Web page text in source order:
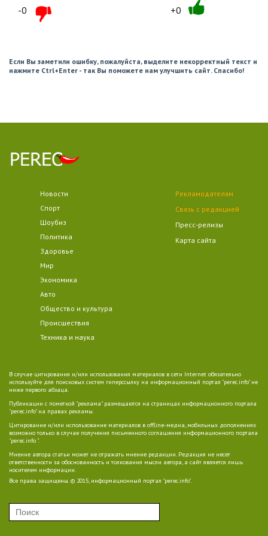
-0 +0
Если Вы заметили ошибку, пожалуйста, выделите некорректный текст и
нажмите Ctrl+Enter - так Вы поможете нам улучшить сайт. Спасибо!
Новости
Спорт
Шоубиз
Политика
Здоровье
Мир
Экономика
Авто
Общество и культура
Происшествия
Техника и наука
Рекламодателям
Связь с редакцией
Пресс-релизы
Карта сайта
В случае цитирования и/или использования материалов в сети Internet обязательно
используйте для поисковых систем гиперссылку на информационный портал "perec.info" не
ниже первого абзаца.
Публикации с пометкой "реклама" размещаются на страницах информационного портала
"perec.info" на правах рекламы.
Цитирование и/или использование материалов в offline-медиа, мобильных дополнениях
возможно только в случае получения письменного соглашения информационного портала
"perec.info ".
Мнение автора статьи может не отражать мнение редакции. Редакция не несет
ответственности за обоснованность и толкования мысли автора, а сайт является лишь
носителем информации.
Все права защищены. © 2015, информационный портал "perec.info".